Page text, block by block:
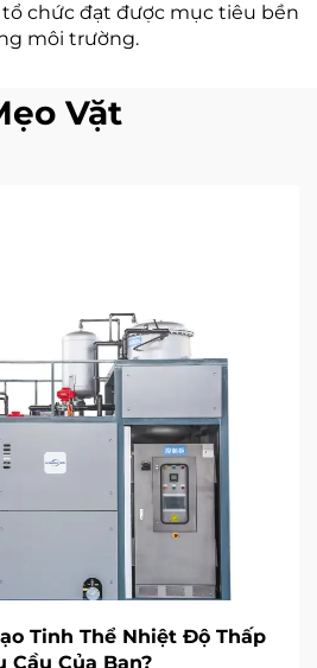
chức đạt được mục tiêu bền
môi trường.
Vặt
Tinh Thể Nhiệt Độ Thấp
Cầu Của Bạn?